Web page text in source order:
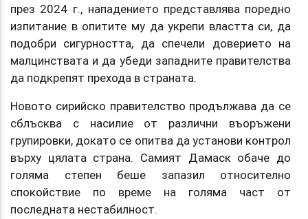
през 2024 г., нападението представлява поредно
изпитание в опитите му да укрепи властта си, да
подобри сигурността, да спечели доверието на
малцинствата и да убеди западните правителства
да подкрепят прехода в страната.
Новото сирийско правителство продължава да се
сблъсква с насилие от различни въоръжени
групировки, докато се опитва да установи контрол
върху цялата страна. Самият Дамаск обаче до
голяма степен беше запазил относително
спокойствие по време на голяма част от
последната нестабилност.